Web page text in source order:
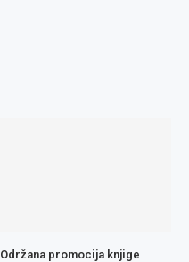
Održana promocija knjige